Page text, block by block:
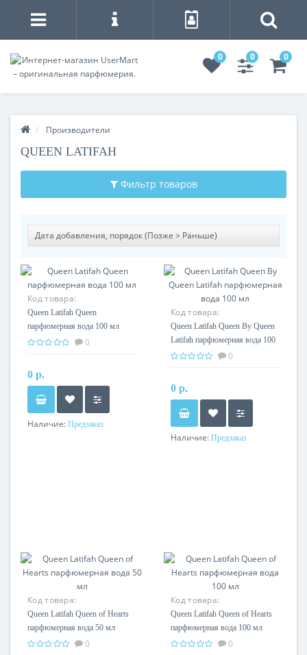
0 0 0
Производители
QUEEN LATIFAH
Фильтр товаров
Код товара:
Queen Latifah Queen
парфюмерная вода 100 мл
0
0 р.
Наличие: Предзаказ
Код товара:
Queen Latifah Queen By Queen
Latifah парфюмерная вода 100
мл
0
0 р.
Наличие: Предзаказ
Код товара:
Queen Latifah Queen of Hearts
парфюмерная вода 50 мл
0
Код товара:
Queen Latifah Queen of Hearts
парфюмерная вода 100 мл
0